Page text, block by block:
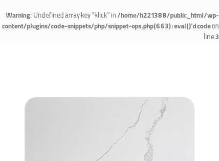
Warning: Undefined array key "klick" in/home/h221388/public_html/wp-
content/plugins/code-snippets/php/snippet-ops.php(663) : eval()'d codeon
line3